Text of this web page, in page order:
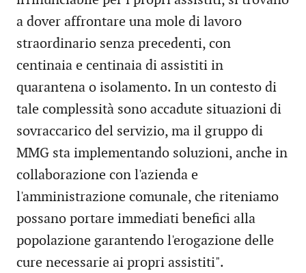
a dover affrontare una mole di lavoro
straordinario senza precedenti, con
centinaia e centinaia di assistiti in
quarantena o isolamento. In un contesto di
tale complessità sono accadute situazioni di
sovraccarico del servizio, ma il gruppo di
MMG sta implementando soluzioni, anche in
collaborazione con l'azienda e
l'amministrazione comunale, che riteniamo
possano portare immediati benefici alla
popolazione garantendo l'erogazione delle
cure necessarie ai propri assistiti".